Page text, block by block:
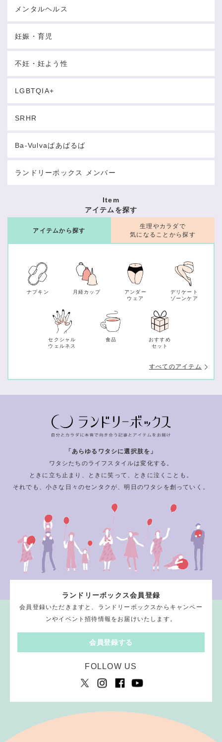
メンタルヘルス
妊娠・育児
不妊・妊よう性
LGBTQIA+
SRHR
Ba-Vulvaばあばるば
ランドリーボックス メンバー
Item
アイテムを探す
アイテムから探す
ナプキン 月経カップ
アンダー
ウェア
デリケート
ゾーンケア
セクシャル
ウェルネス
食品
おすすめ
セット
すべてのアイテム
生理やカラダで
気になることから探す
「あらゆるワタシに選択肢を」
ワタシたちのライフスタイルは変化する。
ときに立ち止まり、ときに笑って、ときに泣くことも。
それでも、小さな日々のセンタクが、明日のワタシを創っていく。
ランドリーボックス会員登録
会員登録いただきますと、ランドリーボックスからキャンペー
ンやイベント招待情報をお届けいたします。
会員登録する
FOLLOW US